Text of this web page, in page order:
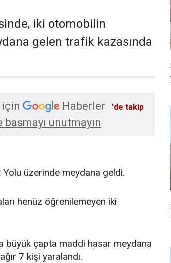
iki otomobilin
gelen trafik kazasında
Haberler
'de takip
unutmayın
üzerinde meydana geldi.
henüz öğrenilemeyen iki
büyük çapta maddi hasar meydana
7 kişi yaralandı.